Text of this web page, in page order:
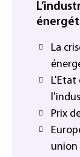
La
L'Etat
Prix
union